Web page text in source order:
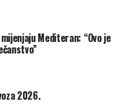
Mediteran: “Ovo je
2026.